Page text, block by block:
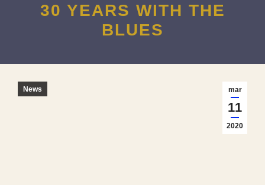
30 YEARS WITH THE
BLUES
mar
11
2020
News